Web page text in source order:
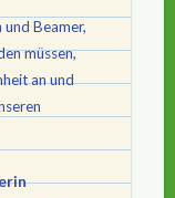
Beamer,
müssen,
an und